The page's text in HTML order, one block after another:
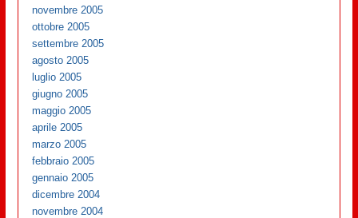
novembre 2005
ottobre 2005
settembre 2005
agosto 2005
luglio 2005
giugno 2005
maggio 2005
aprile 2005
marzo 2005
febbraio 2005
gennaio 2005
dicembre 2004
novembre 2004